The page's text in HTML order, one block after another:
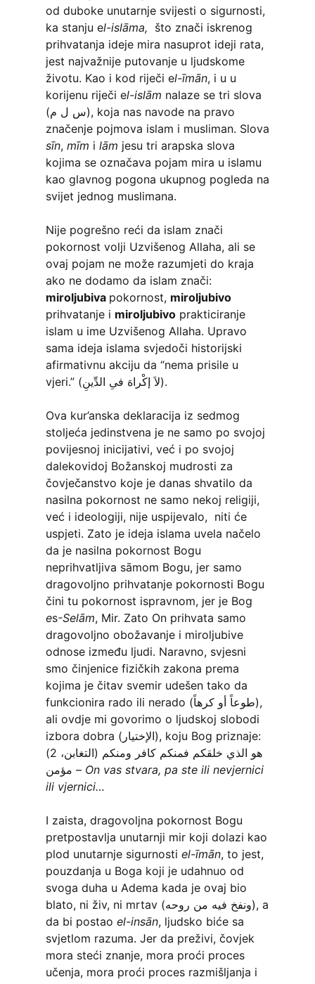
od duboke unutarnje svijesti o sigurnosti,
ka stanju el-islāma, što znači iskrenog
prihvatanja ideje mira nasuprot ideji rata,
jest najvažnije putovanje u ljudskome
životu. Kao i kod riječi el-īmān, i u u
korijenu riječi el-islām nalaze se tri slova
(س ل م), koja nas navode na pravo
značenje pojmova islam i musliman. Slova
sīn, mīm i lām jesu tri arapska slova
kojima se označava pojam mira u islamu
kao glavnog pogona ukupnog pogleda na
svijet jednog muslimana.
Nije pogrešno reći da islam znači
pokornost volji Uzvišenog Allaha, ali se
ovaj pojam ne može razumjeti do kraja
ako ne dodamo da islam znači:
miroljubiva pokornost, miroljubivo
prihvatanje i miroljubivo prakticiranje
islam u ime Uzvišenog Allaha. Upravo
sama ideja islama svjedoči historijski
afirmativnu akciju da “nema prisile u
vjeri.” (لاَ إكْراهَ فىِ الدِّينِ).
Ova kur’anska deklaracija iz sedmog
stoljeća jedinstvena je ne samo po svojoj
povijesnoj inicijativi, već i po svojoj
dalekovidoj Božanskoj mudrosti za
čovječanstvo koje je danas shvatilo da
nasilna pokornost ne samo nekoj religiji,
već i ideologiji, nije uspijevalo, niti će
uspjeti. Zato je ideja islama uvela načelo
da je nasilna pokornost Bogu
neprihvatljiva sāmom Bogu, jer samo
dragovoljno prihvatanje pokornosti Bogu
čini tu pokornost ispravnom, jer je Bog
es-Selām, Mir. Zato On prihvata samo
dragovoljno obožavanje i miroljubive
odnose između ljudi. Naravno, svjesni
smo činjenice fizičkih zakona prema
kojima je čitav svemir udešen tako da
funkcionira rado ili nerado (طوعاً أو كرهاً),
ali ovdje mi govorimo o ljudskoj slobodi
izbora dobra (الإختيار), koju Bog priznaje:
(التغابن، 2) هو الذي خلقكم فمنكم كافر ومنكم
مؤمن – On vas stvara, pa ste ili nevjernici
ili vjernici…
I zaista, dragovoljna pokornost Bogu
pretpostavlja unutarnji mir koji dolazi kao
plod unutarnje sigurnosti el-īmān, to jest,
pouzdanja u Boga koji je udahnuo od
svoga duha u Adema kada je ovaj bio
blato, ni živ, ni mrtav (ونفخ فيه من روحه), a
da bi postao el-insān, ljudsko biće sa
svjetlom razuma. Jer da preživi, čovjek
mora steći znanje, mora proći proces
učenja, mora proći proces razmišljanja i